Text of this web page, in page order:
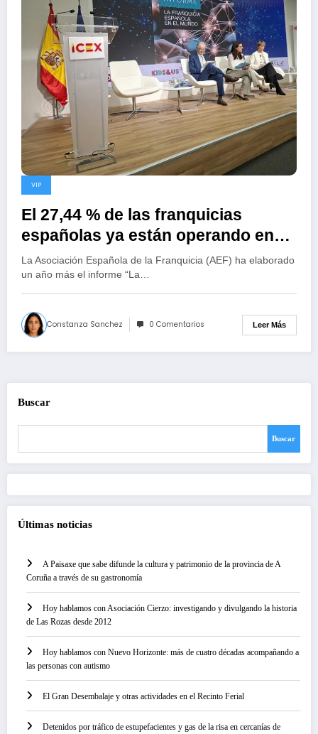
VIP
El 27,44 % de las franquicias
españolas ya están operando en
139 países
La Asociación Española de la Franquicia (AEF) ha elaborado
un año más el informe “La…
Constanza Sanchez 0 Comentarios Leer Más
Buscar
Buscar
Últimas noticias
A Paisaxe que sabe difunde la cultura y patrimonio de la provincia de A
Coruña a través de su gastronomía
Hoy hablamos con Asociación Cierzo: investigando y divulgando la historia
de Las Rozas desde 2012
Hoy hablamos con Nuevo Horizonte: más de cuatro décadas acompañando a
las personas con autismo
El Gran Desembalaje y otras actividades en el Recinto Ferial
Detenidos por tráfico de estupefacientes y gas de la risa en cercanías de